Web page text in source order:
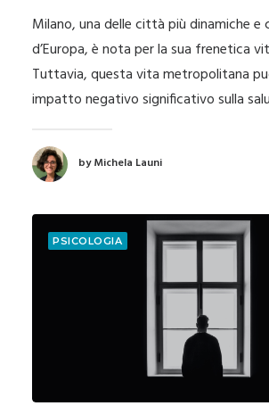
Milano, una delle città più dinamiche e
d’Europa, è nota per la sua frenetica
Tuttavia, questa vita metropolitana
impatto negativo significativo sulla
by Michela Launi
PSICOLOGIA